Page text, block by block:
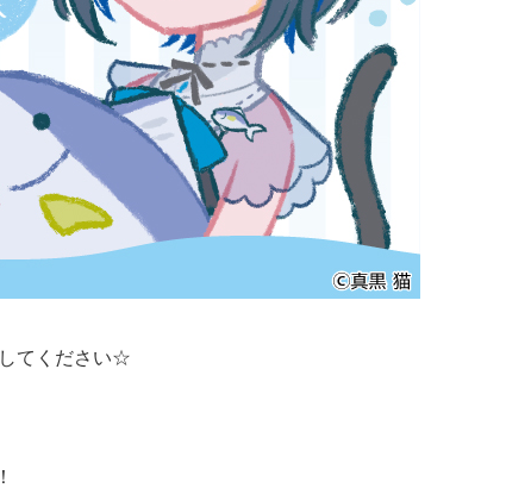
てください☆